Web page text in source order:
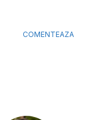
COMENTEAZA